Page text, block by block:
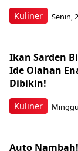
Kuliner Senin,
Kuliner
Ikan Sarden
Ide Olahan
Dibikin!
Auto